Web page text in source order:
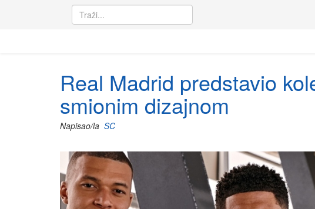
Real Madrid predstavio
smionim dizajnom
Napisao/la SC